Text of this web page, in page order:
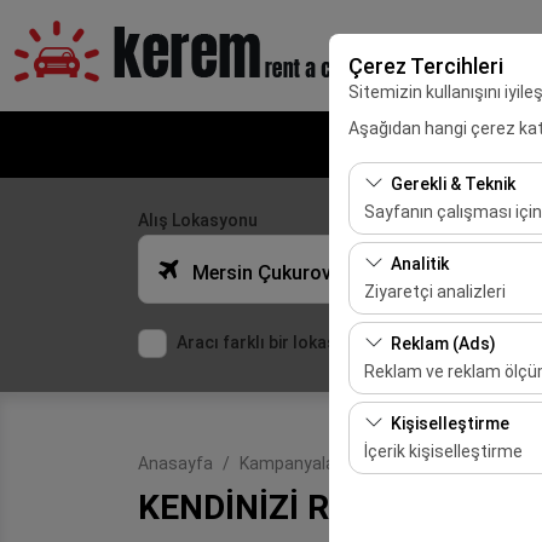
Çerez Tercihleri
Sitemizin kullanışını
Aşağıdan hangi çerez
Gerekli & Teknik
Sayfanın çalışması
Bu çerezler sitenin
bırakılamaz.
Analitik
Ziyaretçi analizleri
Bu çerezler, sitemizin
etmemizi sağlar. Bu
Reklam (Ads)
Reklam ve reklam
Bu çerezler, size ilgi
etkinliğini (gösterim
Kişiselleştirme
İçerik kişiselleştirme
deneyiminizin
Adana VIP
Alış Lokasyonu
Mersin Çukurova Uluslararası Havalimanı (Dış Hatlar)
Aracı farklı bir lokasyona bırakacağım
Anasayfa Kampanyalar KENDİNİZİ RİSKE
KENDİNİZİ RİSKE